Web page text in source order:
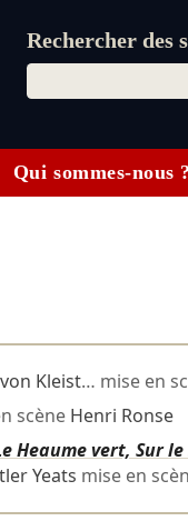
Rechercher des
Qui sommes-nous ?
Kleist… mise en
scène Henri Ronse
Heaume vert, Sur
Yeats mise en